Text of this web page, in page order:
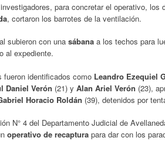
para concretar el operativo, los
, cortaron los barrotes de la ventilación.
subieron con una sábana a los techos para
al expediente.
identificados como Leandro Ezequiel
Daniel Verón (21) y Alan Ariel Verón (23),
Horacio Roldán (39), detenidos por
N° 4 del Departamento Judicial de
operativo de recaptura para dar con los